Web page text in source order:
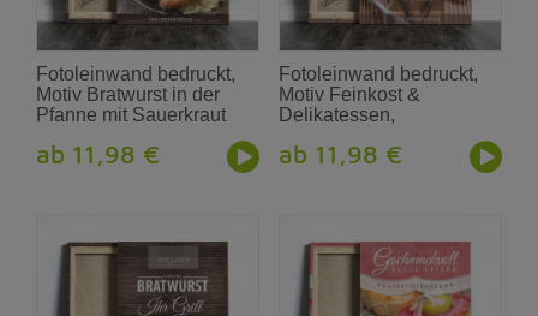
Fotoleinwand bedruckt,
Motiv Bratwurst in der
Pfanne mit Sauerkraut
ab 11,98 €
Fotoleinwand bedruckt,
Motiv Feinkost &
Delikatessen,
ab 11,98 €